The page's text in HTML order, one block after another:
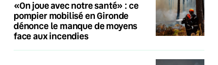
«On joue avec notre santé» : ce
pompier mobilisé en Gironde
dénonce le manque de moyens
face aux incendies